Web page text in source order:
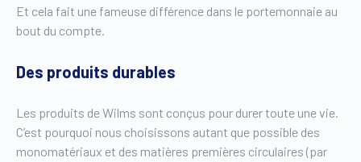
Et cela fait une fameuse différence dans le portemonnaie au
bout du compte.
Des produits durables
Les produits de Wilms sont conçus pour durer toute une vie.
C’est pourquoi nous choisissons autant que possible des
monomatériaux et des matières premières circulaires (par